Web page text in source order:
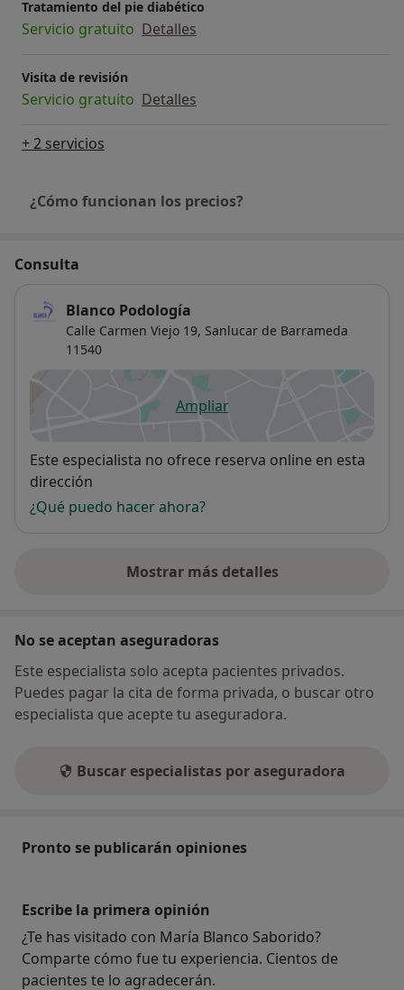
Tratamiento del pie diabético
Servicio gratuito Detalles
Visita de revisión
Servicio gratuito Detalles
+ 2 servicios
¿Cómo funcionan los precios?
Consulta
Blanco Podología
Calle Carmen Viejo 19, Sanlucar de Barrameda
11540
Ampliarse abre en una nueva
Disponibilidad
Este especialista no ofrece reserva online en esta
dirección
¿Qué puedo hacer ahora?
Mostrar más detalles
sobre la dirección
No se aceptan aseguradoras
Este especialista solo acepta pacientes privados.
Puedes pagar la cita de forma privada, o buscar otro
especialista que acepte tu aseguradora.
Buscar especialistas por aseguradora
Pronto se publicarán opiniones
Escribe la primera opinión
¿Te has visitado con María Blanco Saborido?
Comparte cómo fue tu experiencia. Cientos de
pacientes te lo agradecerán.